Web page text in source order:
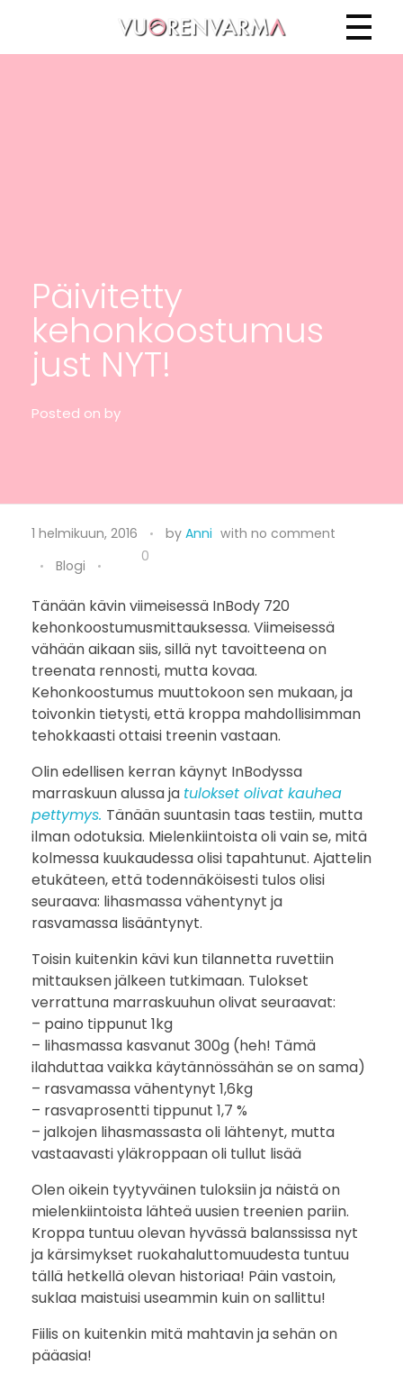
Vuorenvarma
Päivitetty
kehonkoostumus
just NYT!
Posted on by
P
ä
i
v
i
t
e
t
t
y
k
e
h
o
n
k
o
o
s
t
u
u
1 helmikuun, 2016 by Anni with no comment
Blogi
0
Tänään kävin viimeisessä InBody 720
kehonkoostumusmittauksessa. Viimeisessä
vähään aikaan siis, sillä nyt tavoitteena on
treenata rennosti, mutta kovaa.
Kehonkoostumus muuttokoon sen mukaan, ja
toivonkin tietysti, että kroppa mahdollisimman
tehokkaasti ottaisi treenin vastaan.
Olin edellisen kerran käynyt InBodyssa
marraskuun alussa ja tulokset olivat kauhea
pettymys. Tänään suuntasin taas testiin, mutta
ilman odotuksia. Mielenkiintoista oli vain se, mitä
kolmessa kuukaudessa olisi tapahtunut. Ajattelin
etukäteen, että todennäköisesti tulos olisi
seuraava: lihasmassa vähentynyt ja
rasvamassa lisääntynyt.
Toisin kuitenkin kävi kun tilannetta ruvettiin
mittauksen jälkeen tutkimaan. Tulokset
verrattuna marraskuuhun olivat seuraavat:
– paino tippunut 1kg
– lihasmassa kasvanut 300g (heh! Tämä
ilahduttaa vaikka käytännössähän se on sama)
– rasvamassa vähentynyt 1,6kg
– rasvaprosentti tippunut 1,7 %
– jalkojen lihasmassasta oli lähtenyt, mutta
vastaavasti yläkroppaan oli tullut lisää
Olen oikein tyytyväinen tuloksiin ja näistä on
mielenkiintoista lähteä uusien treenien pariin.
Kroppa tuntuu olevan hyvässä balanssissa nyt
ja kärsimykset ruokahaluttomuudesta tuntuu
tällä hetkellä olevan historiaa! Päin vastoin,
suklaa maistuisi useammin kuin on sallittu!
Fiilis on kuitenkin mitä mahtavin ja sehän on
pääasia!